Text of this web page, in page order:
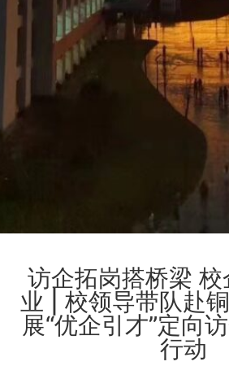
访企拓岗搭桥梁
业 | 校领导带队赴
展“优企引才”定向
行动